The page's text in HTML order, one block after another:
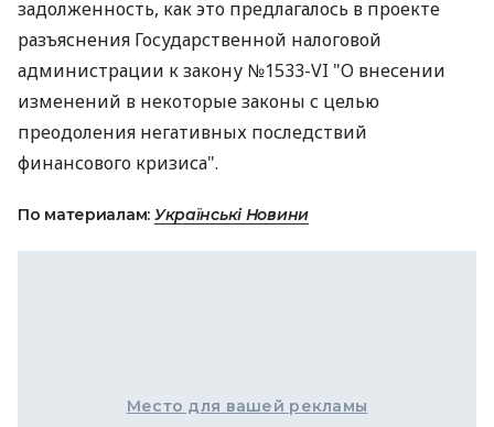
задолженность, как это предлагалось в проекте
разъяснения Государственной налоговой
администрации к закону №1533-VI "О внесении
изменений в некоторые законы с целью
преодоления негативных последствий
финансового кризиса".
По материалам: Українські Новини
Место для вашей рекламы